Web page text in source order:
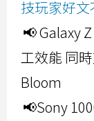
技玩家好文
📢 Galaxy
工效能 同
Bloom
📢Sony